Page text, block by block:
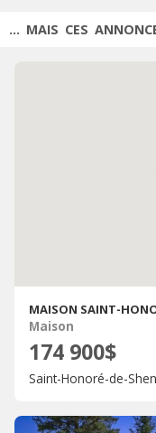
... MAIS CES
MAISON SAINT-
Maison
174 900$
Saint-Honoré-de-